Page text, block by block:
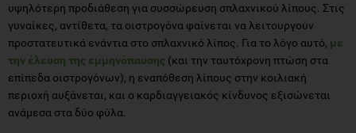
υψηλότερη προδιάθεση για συσσώρευση σπλαχνικού λίπους. Στις
γυναίκες, αντίθετα, τα οιστρογόνα φαίνεται να λειτουργούν
προστατευτικά ενάντια στο σπλαχνικό λίπος. Για το λόγο αυτό, με
την έλευση της εμμηνόπαυσης (και την ταυτόχρονη πτώση στα
επίπεδα οιστρογόνων), η εναπόθεση λίπους στην κοιλιακή
περιοχή αυξάνεται, και ο καρδιαγγειακός κίνδυνος εξισώνεται
ανάμεσα στα δύο φύλα.